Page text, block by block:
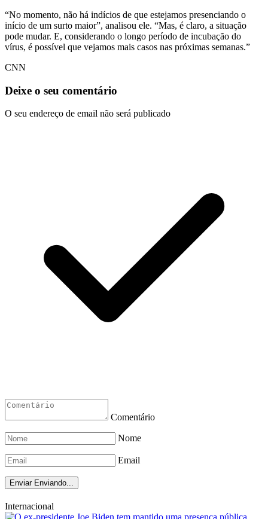
“No momento, não há indícios de que estejamos presenciando o
início de um surto maior”, analisou ele. “Mas, é claro, a situação
pode mudar. E, considerando o longo período de incubação do
vírus, é possível que vejamos mais casos nas próximas semanas.”
CNN
Deixe o seu comentário
O seu endereço de email não será publicado
Comentário
Nome
Email
Enviar Enviando...
Internacional